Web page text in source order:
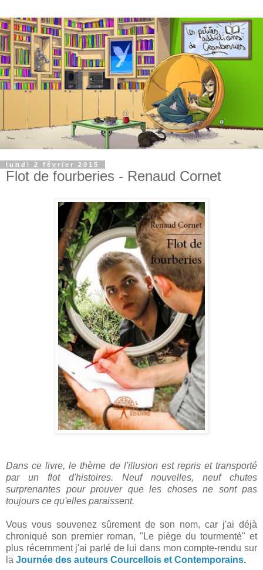
lundi 2 février 2015
Flot de fourberies - Renaud Cornet
Dans ce livre, le thème de l'illusion est repris et transporté
par un flot d'histoires. Neuf nouvelles, neuf chutes
surprenantes pour prouver que les choses ne sont pas
toujours ce qu'elles paraissent.
Vous vous souvenez sûrement de son nom, car j'ai déjà
chroniqué son premier roman, "Le piège du tourmenté" et
plus récemment j'ai parlé de lui dans mon compte-rendu sur
la Journée des auteurs Courcellois et Contemporains.